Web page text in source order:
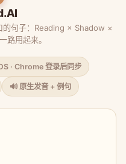
的句子：Reading × Shadow ×
路用起来。
· Chrome 登录后同步
🔊 原生发音 + 例句